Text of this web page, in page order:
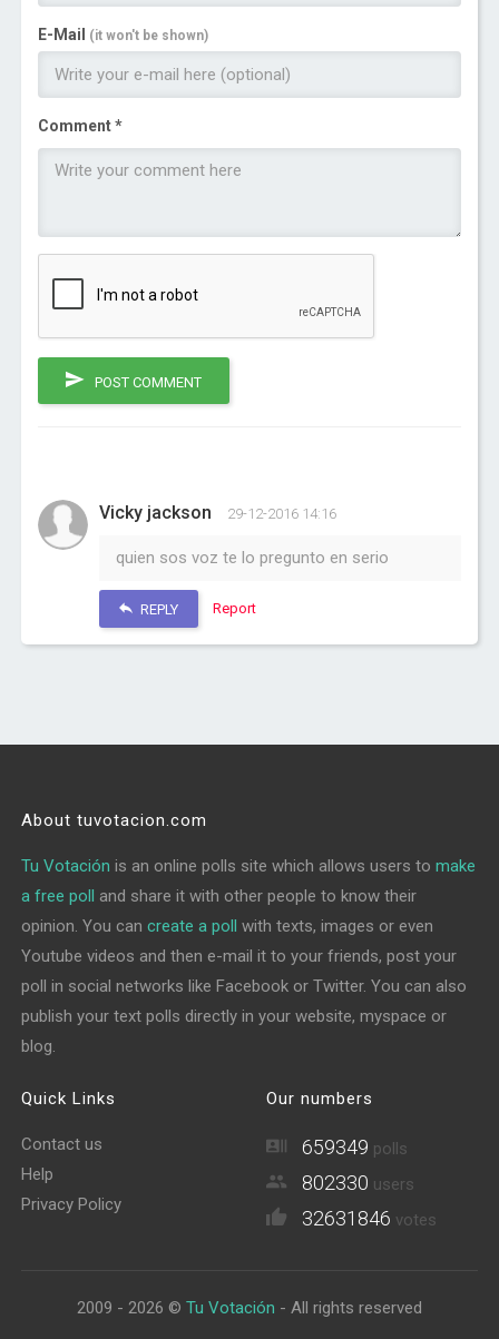
E-Mail (it won't be shown)
Comment *
POST COMMENT
Vicky jackson 29-12-2016 14:16
quien sos voz te lo pregunto en serio
REPLY Report
About tuvotacion.com
Tu Votación is an online polls site which allows users tomake
a free poll and share it with other people to know their
opinion. You cancreate a poll with texts, images or even
Youtube videos and then e-mail it to your friends, post your
poll in social networks like Facebook or Twitter. You can also
publish your text polls directly in your website, myspace or
blog.
Quick Links
Contact us
Help
Privacy Policy
Our numbers
659349 polls
802330 users
32631846 votes
2009 - 2026 © Tu Votación - All rights reserved